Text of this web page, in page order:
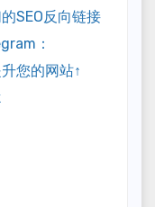
SEO反向链接
：
您的网站↑